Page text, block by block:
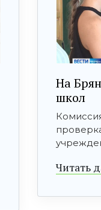
На
школ
Читать